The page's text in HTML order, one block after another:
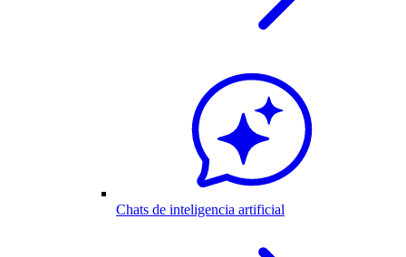
Chats de inteligencia artificial